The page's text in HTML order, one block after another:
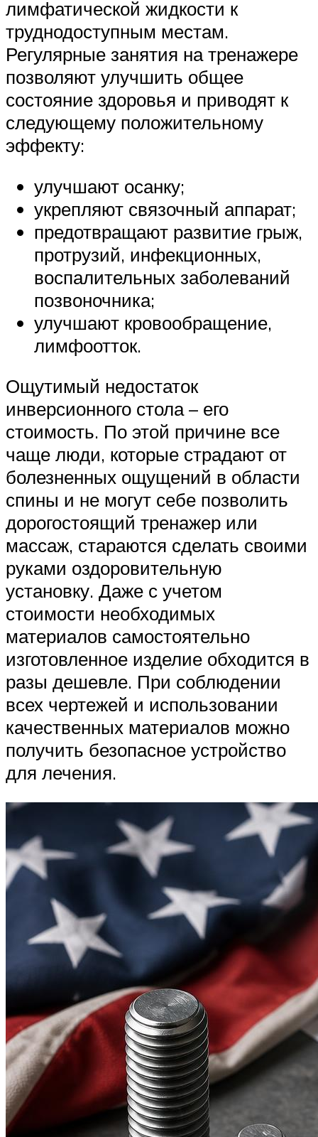
лимфатической жидкости к
труднодоступным местам.
Регулярные занятия на тренажере
позволяют улучшить общее
состояние здоровья и приводят к
следующему положительному
эффекту:
улучшают осанку;
укрепляют связочный аппарат;
предотвращают развитие грыж,
протрузий, инфекционных,
воспалительных заболеваний
позвоночника;
улучшают кровообращение,
лимфоотток.
Ощутимый недостаток
инверсионного стола – его
стоимость. По этой причине все
чаще люди, которые страдают от
болезненных ощущений в области
спины и не могут себе позволить
дорогостоящий тренажер или
массаж, стараются сделать своими
руками оздоровительную
установку. Даже с учетом
стоимости необходимых
материалов самостоятельно
изготовленное изделие обходится в
разы дешевле. При соблюдении
всех чертежей и использовании
качественных материалов можно
получить безопасное устройство
для лечения.